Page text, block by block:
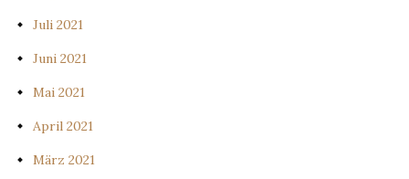
Juli 2021
Juni 2021
Mai 2021
April 2021
März 2021